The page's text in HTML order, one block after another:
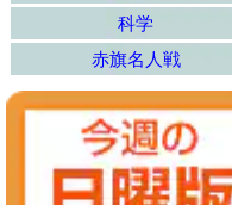
科学
赤旗名人戦